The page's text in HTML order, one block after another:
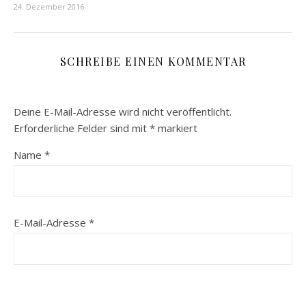
24. Dezember 2016
SCHREIBE EINEN KOMMENTAR
Deine E-Mail-Adresse wird nicht veröffentlicht.
Erforderliche Felder sind mit * markiert
Name *
E-Mail-Adresse *